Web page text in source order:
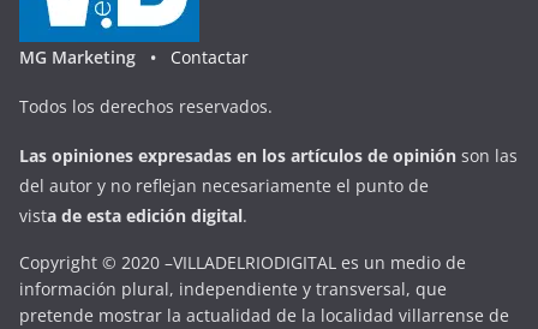
MG Marketing • Contactar
Todos los derechos reservados.
Las opiniones expresadas en los artículos de opinión son las
del autor y no reflejan necesariamente el punto de
vista de esta edición digital.
Copyright © 2020 –VILLADELRIODIGITAL es un medio de
información plural, independiente y transversal, que
pretende mostrar la actualidad de la localidad villarrense de